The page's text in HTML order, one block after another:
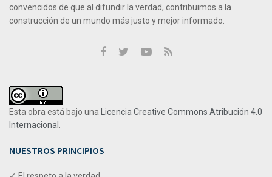
convencidos de que al difundir la verdad, contribuimos a la
construcción de un mundo más justo y mejor informado.
Esta obra está bajo una Licencia Creative Commons Atribución 4.0
Internacional .
NUESTROS PRINCIPIOS